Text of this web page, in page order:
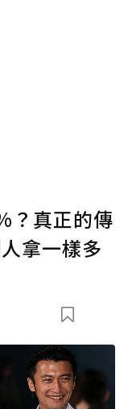
？真正的傳
拿一樣多